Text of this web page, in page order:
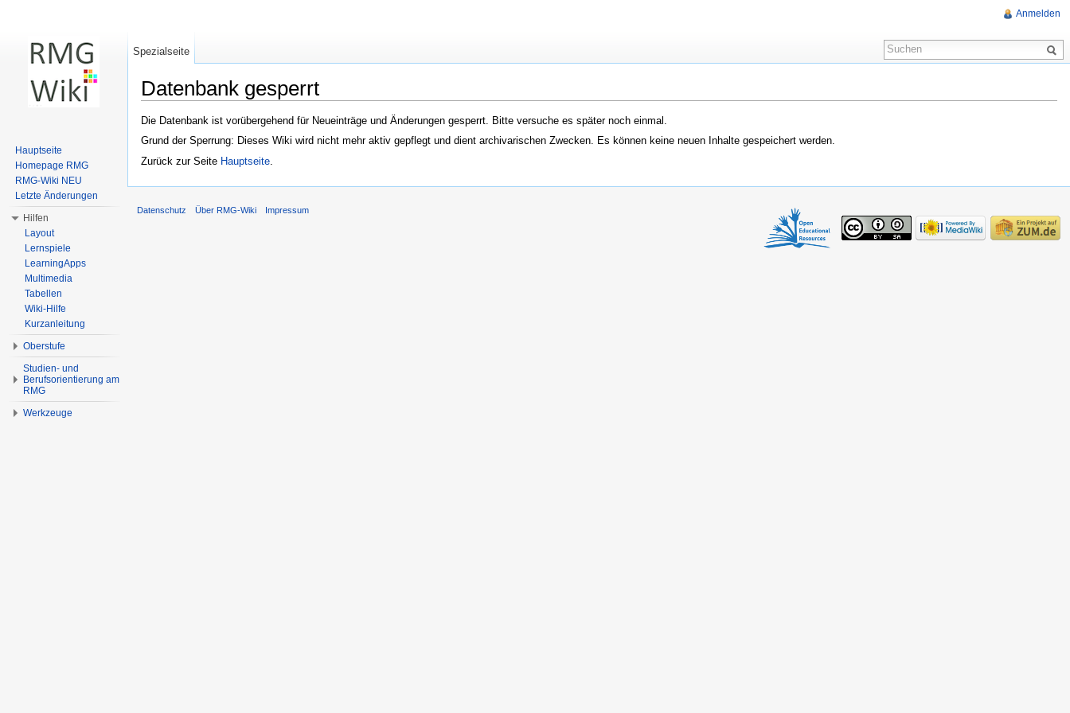
Datenbank gesperrt
Die Datenbank ist vorübergehend für Neueinträge und Änderungen gesperrt. Bitte versuche es später noch einmal.
Grund der Sperrung: Dieses Wiki wird nicht mehr aktiv gepflegt und dient archivarischen Zwecken. Es können keine neuen Inhalte gespeichert werden.
Zurück zur Seite Hauptseite
Anmelden
Spezialseite
Hauptseite
Homepage RMG
RMG-Wiki NEU
Letzte Änderungen
Hilfen
Layout
Lernspiele
LearningApps
Multimedia
Tabellen
Wiki-Hilfe
Kurzanleitung
Oberstufe
Studien- und
Berufsorientierung am
RMG
Werkzeuge
Datenschutz Über RMG-Wiki Impressum